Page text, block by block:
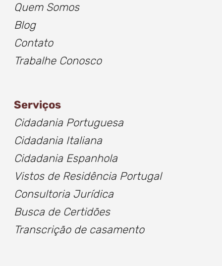
Quem Somos
Blog
Contato
Trabalhe Conosco
Serviços
Cidadania Portuguesa
Cidadania Italiana
Cidadania Espanhola
Vistos de Residência Portugal
Consultoria Jurídica
Busca deCertidões
Transcrição de casamento